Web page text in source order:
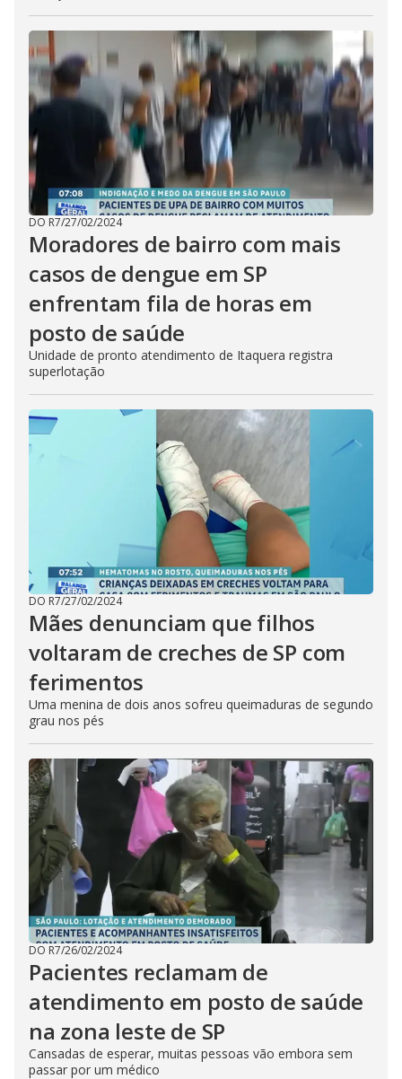
DO R7/27/02/2024
Moradores de bairro com mais
casos de dengue em SP
enfrentam fila de horas em
posto de saúde
Unidade de pronto atendimento de Itaquera registra
superlotação
DO R7/27/02/2024
Mães denunciam que filhos
voltaram de creches de SP com
ferimentos
Uma menina de dois anos sofreu queimaduras de segundo
grau nos pés
DO R7/26/02/2024
Pacientes reclamam de
atendimento em posto de saúde
na zona leste de SP
Cansadas de esperar, muitas pessoas vão embora sem
passar por um médico